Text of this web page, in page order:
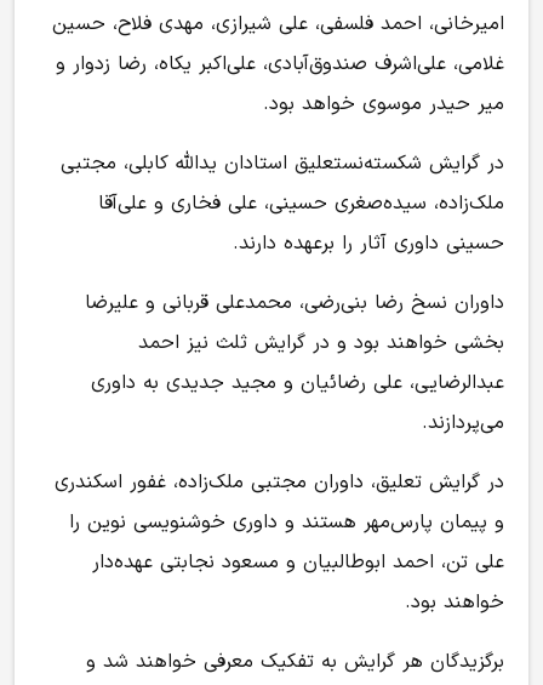
امیرخانی، احمد فلسفی، علی شیرازی، مهدی فلاح، حسین
غلامی، علی‌اشرف صندوق‌آبادی، علی‌اکبر یکاه، رضا زدوار و
میر حیدر موسوی خواهد بود.
در گرایش شکسته‌نستعلیق استادان یدالله کابلی، مجتبی
ملک‌زاده، سیده‌صغری حسینی، علی فخاری و علی‌آقا
حسینی داوری آثار را برعهده دارند.
داوران نسخ رضا بنی‌رضی، محمدعلی قربانی و علیرضا
بخشی خواهند بود و در گرایش ثلث نیز احمد
عبدالرضایی، علی رضائیان و مجید جدیدی به داوری
می‌پردازند.
در گرایش تعلیق، داوران مجتبی ملک‌زاده، غفور اسکندری
و پیمان پارس‌مهر هستند و داوری خوشنویسی نوین را
علی تن، احمد ابوطالبیان و مسعود نجابتی عهده‌دار
خواهند بود.
برگزیدگان هر گرایش به تفکیک معرفی خواهند شد و